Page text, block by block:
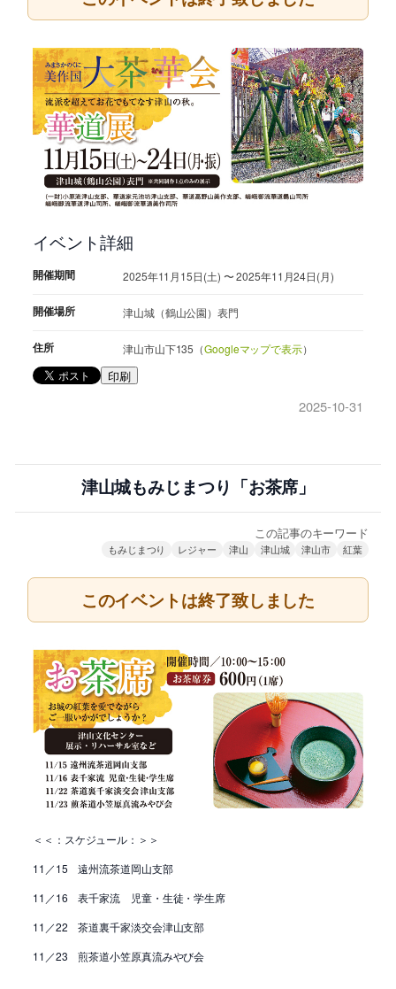
イベント詳細
開催期間 2025年11月15日(土) 〜 2025年11月24日(月)
開催場所 津山城（鶴山公園）表門
住所 津山市山下135（Googleマップで表示）
印刷
2025-10-31
津山城もみじまつり「お茶席」
この記事のキーワード
もみじまつり レジャー 津山 津山城 津山市 紅葉
このイベントは終了致しました
＜＜：スケジュール：＞＞
11／15 遠州流茶道岡山支部
11／16 表千家流 児童・生徒・学生席
11／22 茶道裏千家淡交会津山支部
11／23 煎茶道小笠原真流みやび会